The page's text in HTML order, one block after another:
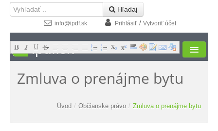
 Hľadaj
info@ipdf.sk Prihlásiť/ Vytvoriť účet
ipdf.sk
Formuláre
Zmluva o prenájme bytu
Úvod / Občianske právo / Zmluva o prenájme bytu